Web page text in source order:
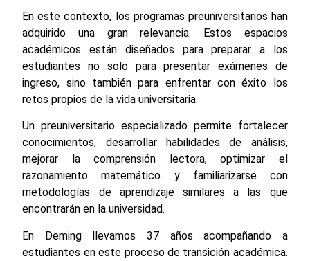
En este contexto, los programas preuniversitarios han
adquirido una gran relevancia. Estos espacios
académicos están diseñados para preparar a los
estudiantes no solo para presentar exámenes de
ingreso, sino también para enfrentar con éxito los
retos propios de la vida universitaria.
Un preuniversitario especializado permite fortalecer
conocimientos, desarrollar habilidades de análisis,
mejorar la comprensión lectora, optimizar el
razonamiento matemático y familiarizarse con
metodologías de aprendizaje similares a las que
encontrarán en la universidad.
En Deming llevamos 37 años acompañando a
estudiantes en este proceso de transición académica.